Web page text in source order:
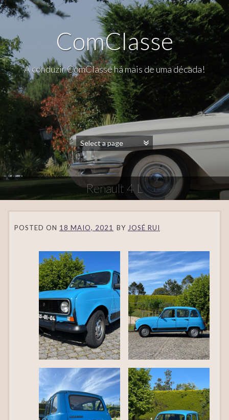
ComClasse
A conduzir ComClasse há mais de uma década!
Renault 4 L
POSTED ON 18 MAIO, 2021 BY JOSÉ RUI